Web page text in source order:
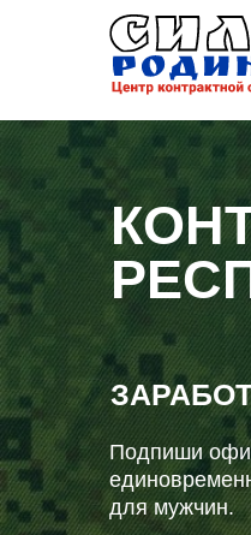
Подпиши
для мужчин.